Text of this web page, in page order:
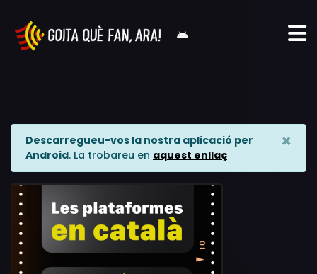
Descarregueu-vos la nostra aplicació per
Android. La trobareu en aquest enllaç
×